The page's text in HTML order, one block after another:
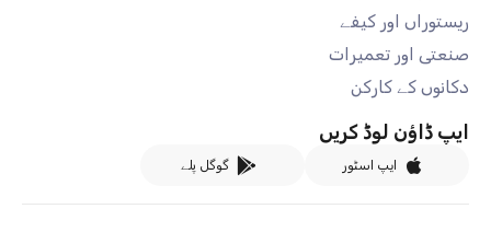
ریستوراں اور کیفے
صنعتی اور تعمیرات
دکانوں کے کارکن
ایپ ڈاؤن لوڈ کریں
ایپ اسٹور گوگل پلے